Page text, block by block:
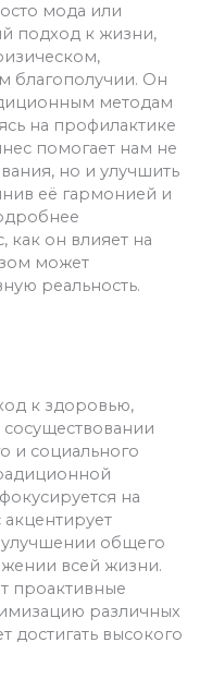
мода или
подход к жизни,
благополучии. Он
методам
на профилактике
помогает нам не
но и улучшить
её гармонией и
как он влияет на
может
реальность.
к здоровью,
и социального
на
общего
всей жизни.
проактивные
различных
достигать высокого